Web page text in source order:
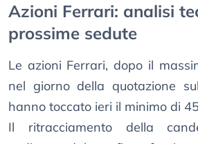
Azioni Ferrari: analisi
prossime sedute
Le azioni Ferrari, dopo il
nel giorno della quotazione
hanno toccato ieri il minimo di
Il ritracciamento della